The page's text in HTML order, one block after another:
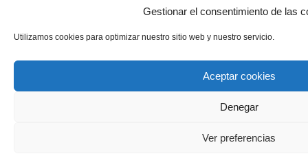
Gestionar el consentimiento de las
Utilizamos cookies para optimizar nuestro sitio web y nuestro servicio.
Aceptar cookies
Denegar
Ver preferencias